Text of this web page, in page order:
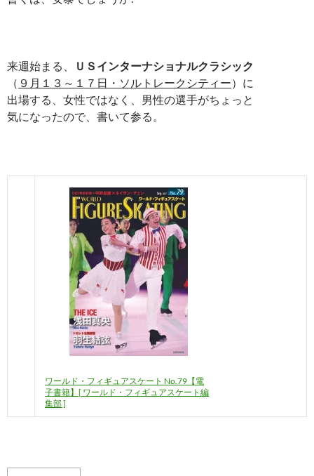
来週始まる、
ＵＳインターナショナルクラシック
（ ９月１３～１７日・ソルトレークシティー）に
出場する、女性ではなく、男性の選手がちょっと
気になったので、書いて参る。
ワールド・フィギュアスケート No.79【電
子書籍】[ ワールド・フィギュアスケート編
集部 ]